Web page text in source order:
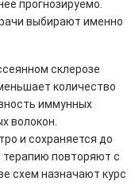
прогнозируемо.
выбирают именно
склерозе
количество
иммунных
волокон.
и сохраняется до
терапию повторяют с
схем назначают курс